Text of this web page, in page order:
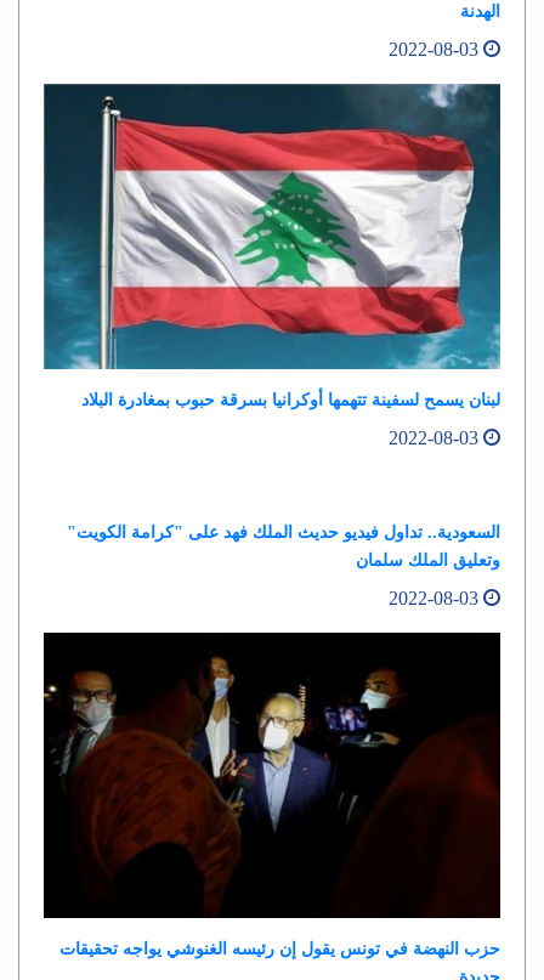
الهدنة
لبنان يسمح لسفينة تتهمها أوكرانيا بسرقة حبوب بمغادرة البلاد
السعودية.. تداول فيديو حديث الملك فهد على "كرامة الكويت"
وتعليق الملك سلمان
حزب النهضة في تونس يقول إن رئيسه الغنوشي يواجه تحقيقات